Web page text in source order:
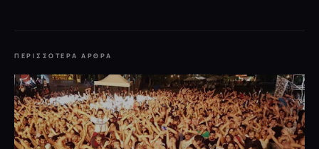
ΠΕΡΙΣΣΌΤΕΡΑ ΆΡΘΡΑ